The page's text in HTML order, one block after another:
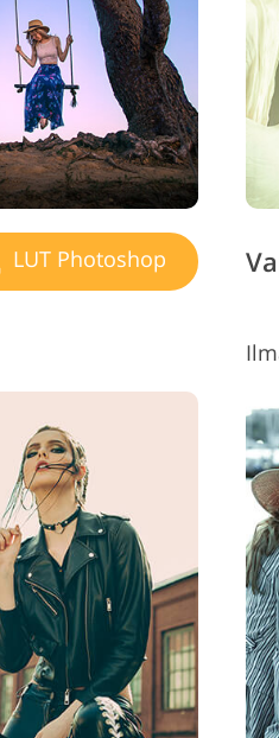
LUT Photoshop